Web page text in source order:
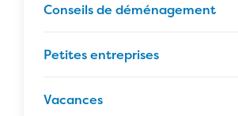
Conseils de déménagement
Petites entreprises
Vacances